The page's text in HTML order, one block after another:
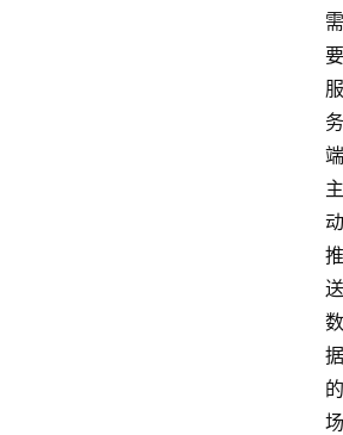
需
要
服
务
端
主
动
推
送
数
据
的
场